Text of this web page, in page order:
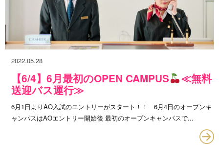
2022.05.28
【6/4】6月最初のOPEN CAMPUS
≪無料
送迎バス運行≫
6月1日よりAO入試のエントリーがスタート！！ 6月4日のオープンキ
ャンパスはAOエントリー開始後 最初のオープンキャンパスで...